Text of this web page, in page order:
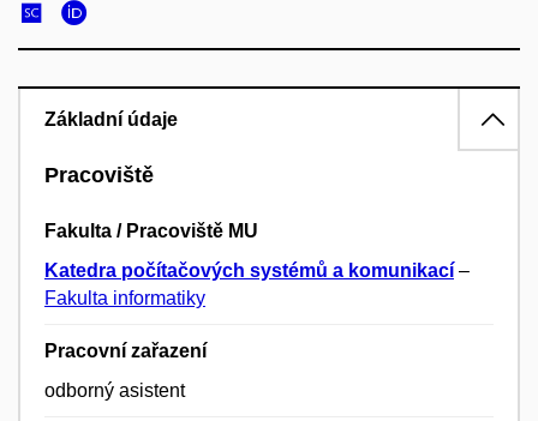
Základní údaje
Pracoviště
Fakulta / Pracoviště MU
Katedra počítačových systémů a komunikací –
Fakulta informatiky
Pracovní zařazení
odborný asistent